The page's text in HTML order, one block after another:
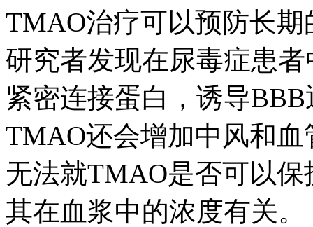
TMAO治疗可以预防长
研究者发现在尿毒症患
紧密连接蛋白，诱导
TMAO还会增加中风和
无法就TMAO是否可以
其在血浆中的浓度有关。